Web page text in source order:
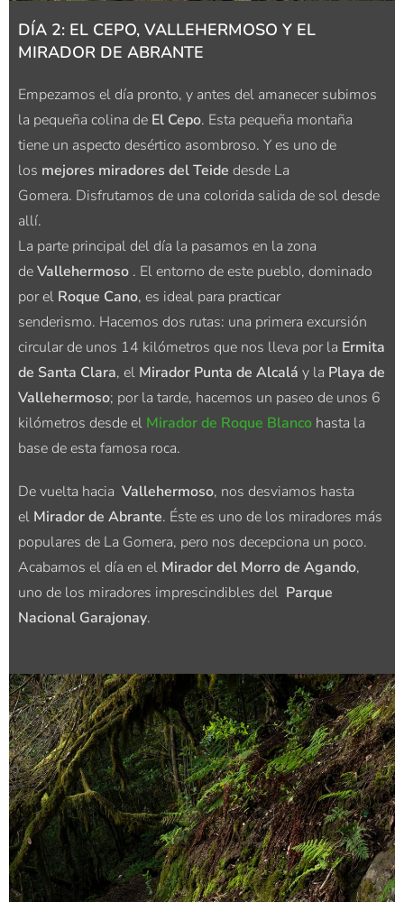
DÍA 2: EL CEPO, VALLEHERMOSO Y EL
MIRADOR DE ABRANTE
Empezamos el día pronto, y antes del amanecer subimos
la pequeña colina de El Cepo. Esta pequeña montaña
tiene un aspecto desértico asombroso. Y es uno de
los mejores miradores del Teide desde La
Gomera. Disfrutamos de una colorida salida de sol desde
allí.
La parte principal del día la pasamos en la zona
deVallehermoso . El entorno de este pueblo, dominado
por el Roque Cano, es ideal para practicar
senderismo. Hacemos dos rutas: una primera excursión
circular de unos 14 kilómetros que nos lleva por la Ermita
de Santa Clara, el Mirador Punta de Alcalá y la Playa de
Vallehermoso; por la tarde, hacemos un paseo de unos 6
kilómetros desde el Mirador de Roque Blanco hasta la
base de esta famosa roca.
De vuelta hacia Vallehermoso, nos desviamos hasta
el Mirador de Abrante. Éste es uno de los miradores más
populares de La Gomera, pero nos decepciona un poco.
Acabamos el día en el Mirador del Morro de Agando,
uno de los miradores imprescindibles del Parque
Nacional Garajonay.